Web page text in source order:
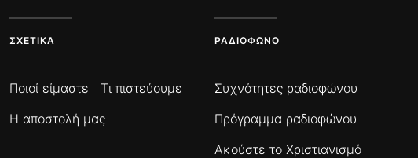
ΣΧΕΤΙΚΆ
Ποιοί είμαστε
Τι πιστεύουμε
Η αποστολή μας
ΡΑΔΙΌΦΩΝΟ
Συχνότητες ραδιοφώνου
Πρόγραμμα ραδιοφώνου
Ακούστε το Χριστιανισμό